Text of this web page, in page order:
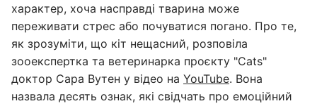
характер, хоча насправді тварина може
переживати стрес або почуватися погано. Про те,
як зрозуміти, що кіт нещасний, розповіла
зооекспертка та ветеринарка проєкту "Cats"
доктор Сара Вутен у відео на YouTube. Вона
назвала десять ознак, які свідчать про емоційний